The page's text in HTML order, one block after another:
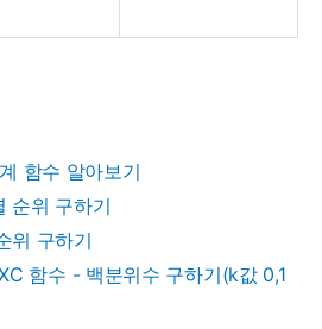
함수 알아보기
순위 구하기
위 구하기
함수 - 백분위수 구하기(k값 0,1